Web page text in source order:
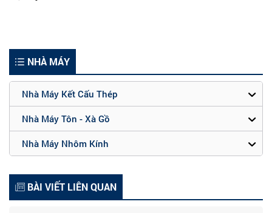
NHÀ MÁY
Nhà Máy Kết Cấu Thép
Nhà Máy Tôn - Xà Gồ
Nhà Máy Nhôm Kính
BÀI VIẾT LIÊN QUAN